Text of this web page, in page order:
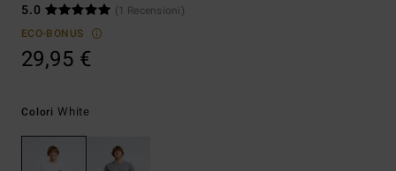
5.0
(1 Recensioni)
ECO-BONUS
29,95 €
Colori White